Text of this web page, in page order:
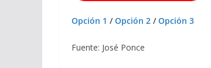
Opción 1 /Opción 2 /Opción 3
Fuente: José Ponce